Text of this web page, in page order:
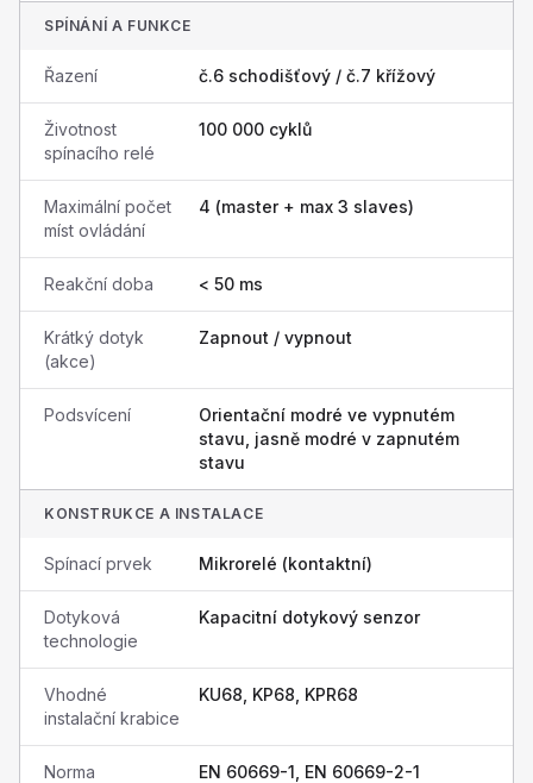
SPÍNÁNÍ A FUNKCE
Řazení č.6 schodišťový / č.7 křížový
Životnost
spínacího relé
100 000 cyklů
Maximální počet
míst ovládání
4 (master + max 3 slaves)
Reakční doba < 50 ms
Krátký dotyk
(akce)
Zapnout / vypnout
Podsvícení
Orientační modré ve vypnutém
stavu, jasně modré v zapnutém
stavu
KONSTRUKCE A INSTALACE
Spínací prvek Mikrorelé (kontaktní)
Dotyková
technologie
Kapacitní dotykový senzor
Vhodné
instalační krabice
KU68, KP68, KPR68
Norma EN 60669-1, EN 60669-2-1